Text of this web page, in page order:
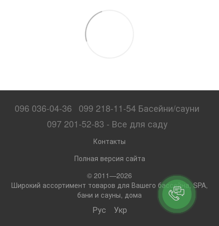
096 036-04-36
099 218-11-54 Басейни/сауни
097 201-52-83 - Все для саду
Контакты
Полная версия сайта
© 2011—2026
Широкий ассортимент товаров для Вашего бассейна, SPA,
бани и сауны, дома
Рус Укр